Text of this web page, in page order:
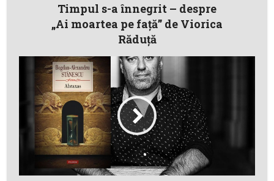
Timpul s-a înnegrit – despre
„Ai moartea pe faţă” de Viorica
Răduţă